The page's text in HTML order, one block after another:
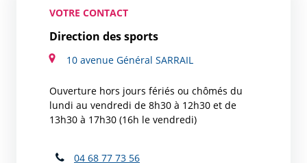
VOTRE CONTACT
Direction des sports
10 avenue Général SARRAIL
Ouverture hors jours fériés ou chômés du
lundi au vendredi de 8h30 à 12h30 et de
13h30 à 17h30 (16h le vendredi)
04 68 77 73 56